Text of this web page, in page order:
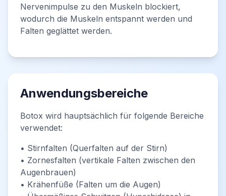
Nervenimpulse zu den Muskeln blockiert,
wodurch die Muskeln entspannt werden und
Falten geglättet werden.
Anwendungsbereiche
Botox wird hauptsächlich für folgende Bereiche
verwendet:
• Stirnfalten (Querfalten auf der Stirn)
• Zornesfalten (vertikale Falten zwischen den
Augenbrauen)
• Krähenfüße (Falten um die Augen)